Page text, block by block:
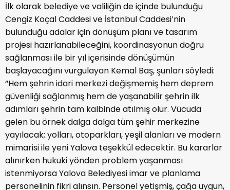
İlk olarak belediye ve valiliğin de içinde bulunduğu
Cengiz Koçal Caddesi ve İstanbul Caddesi’nin
bulunduğu adalar için dönüşüm planı ve tasarım
projesi hazırlanabileceğini, koordinasyonun doğru
sağlanması ile bir yıl içerisinde dönüşümün
başlayacağını vurgulayan Kemal Baş, şunları söyledi:
“Hem şehrin idari merkezi değişmemiş hem deprem
güvenliği sağlanmış hem de yaşanabilir şehrin ilk
adımları şehrin tam kalbinde atılmış olur. Vücuda
gelen bu örnek dalga dalga tüm şehir merkezine
yayılacak; yolları, otoparkları, yeşil alanları ve modern
mimarisi ile yeni Yalova teşekkül edecektir. Bu kararlar
alınırken hukuki yönden problem yaşanması
istenmiyorsa Yalova Belediyesi imar ve planlama
personelinin fikri alınsın. Personel yetişmiş, çağa uygun,